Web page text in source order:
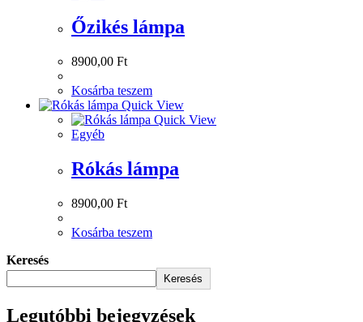
Őzikés lámpa
8900,00 Ft
Kosárba teszem
Quick View
Quick View
Egyéb
Rókás lámpa
8900,00 Ft
Kosárba teszem
Keresés
Keresés
Legutóbbi bejegyzések